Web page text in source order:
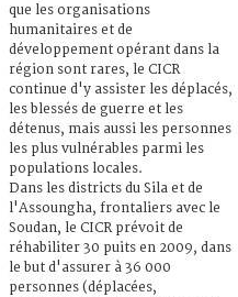
que les organisations
humanitaires et de
développement opérant dans la
région sont rares, le CICR
continue d'y assister les déplacés,
les blessés de guerre et les
détenus, mais aussi les personnes
les plus vulnérables parmi les
populations locales.
Dans les districts du Sila et de
l'Assoungha, frontaliers avec le
Soudan, le CICR prévoit de
réhabiliter 30 puits en 2009, dans
le but d'assurer à 36 000
personnes (déplacées,